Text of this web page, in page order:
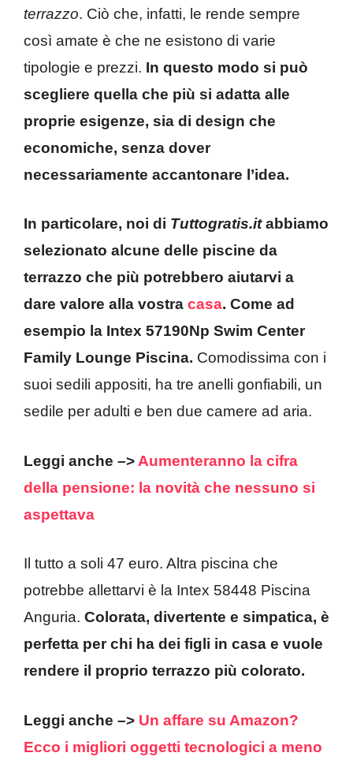
terrazzo. Ciò che, infatti, le rende sempre
così amate è che ne esistono di varie
tipologie e prezzi. In questo modo si può
scegliere quella che più si adatta alle
proprie esigenze, sia di design che
economiche, senza dover
necessariamente accantonare l’idea.
In particolare, noi di Tuttogratis.itabbiamo
selezionato alcune delle piscine da
terrazzo che più potrebbero aiutarvi a
dare valore alla vostra casa. Come ad
esempio la Intex 57190Np Swim Center
Family Lounge Piscina. Comodissima con i
suoi sedili appositi, ha tre anelli gonfiabili, un
sedile per adulti e ben due camere ad aria.
Leggi anche –> Aumenteranno la cifra
della pensione: la novità che nessuno si
aspettava
Il tutto a soli 47 euro. Altra piscina che
potrebbe allettarvi è la Intex 58448 Piscina
Anguria. Colorata, divertente e simpatica, è
perfetta per chi ha dei figli in casa e vuole
rendere il proprio terrazzo più colorato.
Leggi anche –> Un affare su Amazon?
Ecco i migliori oggetti tecnologici a meno